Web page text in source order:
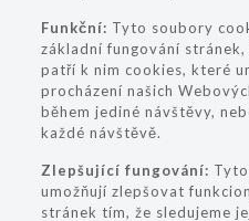
Funkční: Tyto soubory
základní fungování
patří k nim cookies, které
procházení našich
během jediné návštěvy,
každé návštěvě.
Zlepšující fungování:
umožňují zlepšovat
stránek tím, že sledujeme